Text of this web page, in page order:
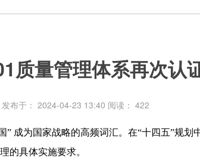
质量管理体系再次认
发布于： 2024-04-23 13:40 阅读： 422
成为国家战略的高频词汇。在“十四五”规划
的具体实施要求。